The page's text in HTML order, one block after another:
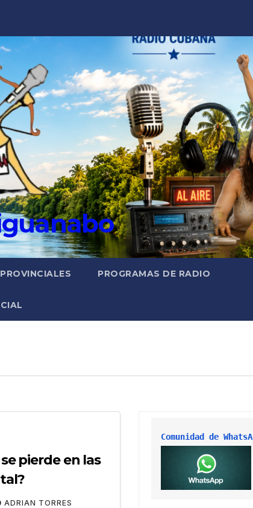
PROVINCIALES PROGRAMAS DE RADIO
pierde en las
ADRIAN TORRES
Comunidad de